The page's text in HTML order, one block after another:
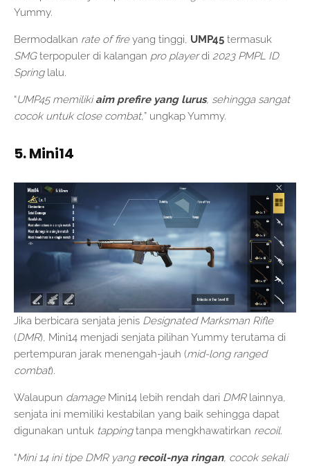
Yummy.
Bermodalkan rate of fireyang tinggi, UMP45 termasuk
SMGterpopuler di kalangan pro playerdi 2023 PMPL ID
Spring lalu.
“UMP45 memilikiaim prefire yang lurus, sehingga sangat
cocok untuk close combat,” ungkap Yummy.
5. Mini14
Jika berbicara senjata jenis Designated Marksman Rifle
(DMR), Mini14 menjadi senjata pilihan Yummy terutama di
pertempuran jarak menengah-jauh (mid-long ranged
combat).
Walaupun damage Mini14 lebih rendah dari DMR lainnya,
senjata ini memiliki kestabilan yang baik sehingga dapat
digunakan untuk tappingtanpa mengkhawatirkan recoil.
“Mini 14 ini tipe DMR yang recoil-nya ringan, cocok sekali